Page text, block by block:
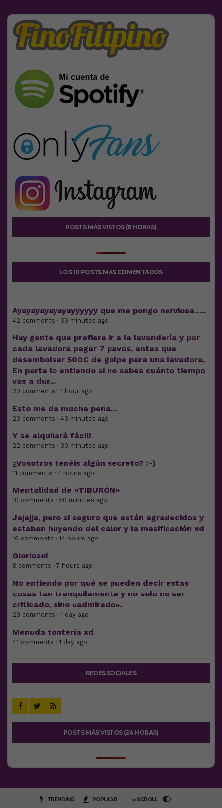
POSTS MÁS VISTOS (6 HORAS)
LOS 10 POSTS MÁS COMENTADOS
Ayayayayayayayyyyyy que me pongo nerviosa…..
42 comments · 39 minutes ago
Hay gente que prefiere ir a la lavandería y por
cada lavadora pagar 7 pavos, antes que
desembolsar 500€ de golpe para una lavadora.
En parte lo entiendo si no sabes cuánto tiempo
vas a dur...
30 comments · 1 hour ago
Esto me da mucha pena…
23 comments · 43 minutes ago
Y se alquilará fácil!
22 comments · 30 minutes ago
¿Vosotros tenéis algún secreto? :-)
11 comments · 4 hours ago
Mentalidad de «TIBURÓN»
10 comments · 50 minutes ago
Jajajja, pero si seguro que están agradecidos y
estaban huyendo del calor y la masificación xd
16 comments · 14 hours ago
Glorioso!
8 comments · 7 hours ago
No entiendo por qué se pueden decir estas
cosas tan tranquilamente y no solo no ser
criticado, sino «admirado».
29 comments · 1 day ago
Menuda tontería xd
41 comments · 1 day ago
REDES SOCIALES
POSTS MÁS VISTOS (24 HORAS)
TRENDING POPULAR ∞ SCROLL